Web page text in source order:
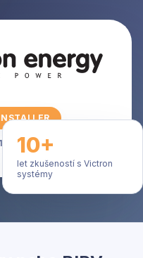
10+
let zkušeností s Victron
systémy